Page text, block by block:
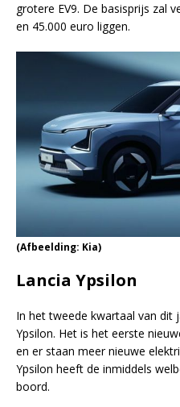
grotere EV9. De basisprijs zal
en 45.000 euro liggen.
(Afbeelding: Kia)
Lancia Ypsilon
In het tweede kwartaal van dit
Ypsilon. Het is het eerste
en er staan meer nieuwe
Ypsilon heeft de inmiddels
boord.